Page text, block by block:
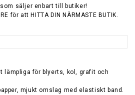
säljer enbart till butiker!
för att HITTA DIN NÄRMASTE BUTIK.
lämpliga för blyerts, kol, grafit och
mjukt omslag med elastiskt band.